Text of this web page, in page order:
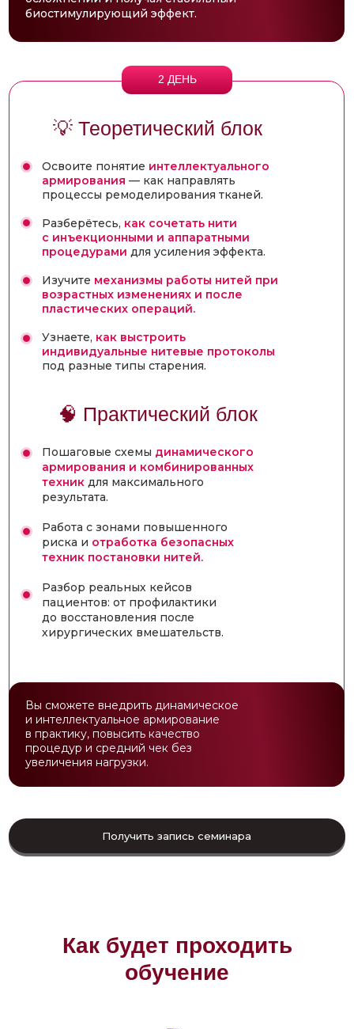
Получить запись семинара
Пошаговые схемы динамического
армирования и комбинированных
техник для максимального
результата.
Работа с зонами повышенного
риска и отработка безопасных
техник постановки нитей.
Разбор реальных кейсов
пациентов: от профилактики
до восстановления после
хирургических вмешательств.
Освоите понятие интеллектуального
армирования — как направлять
процессы ремоделирования тканей.
Разберётесь, как сочетать нити
с инъекционными и аппаратными
процедурами для усиления эффекта.
Изучите механизмы работы нитей при
возрастных изменениях и после
пластических операций.
Узнаете, как выстроить
индивидуальные нитевые протоколы
под разные типы старения.
Вы сможете внедрить динамическое
и интеллектуальное армирование
в практику, повысить качество
процедур и средний чек без
увеличения нагрузки.
2 ДЕНЬ
🧠 Практический блок
💡 Теоретический блок
биостимулирующий эффект.
Как будет проходить
обучение